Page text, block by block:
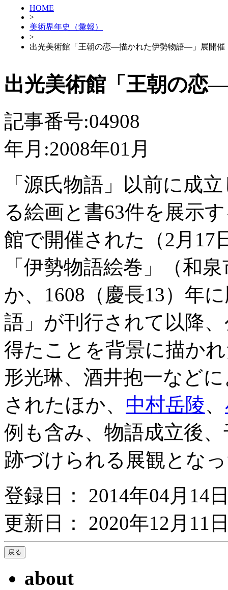
HOME
>
美術界年史（彙報）
>
出光美術館「王朝の恋―描かれた伊勢物語―」展開催
出光美術館「王朝の恋
記事番号:04908
年月:2008年01月
「源氏物語」以前に成
る絵画と書63件を展示
館で開催された（2月17
「伊勢物語絵巻」（和
か、1608（慶長13）年
語」が刊行されて以降
得たことを背景に描か
形光琳、酒井抱一など
されたほか、 中村岳陵、
例も含み、物語成立後
跡づけられる展観とな
登録日： 2014年04月14
更新日： 2020年12月11
about